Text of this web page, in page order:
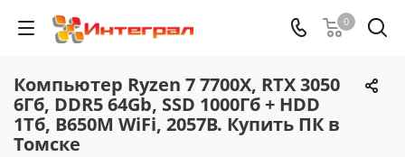
0
Компьютер Ryzen 7 7700X, RTX 3050
6Гб, DDR5 64Gb, SSD 1000Гб + HDD
1Тб, B650M WiFi, 2057B. Купить ПК в
Томске